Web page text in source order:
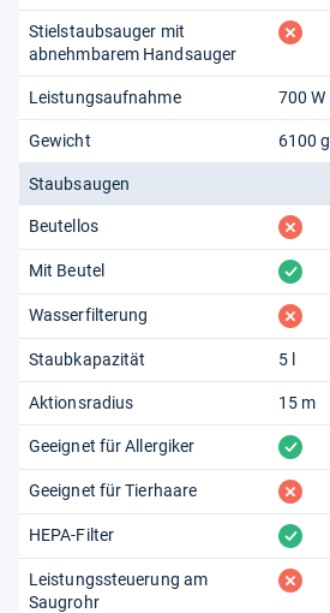
Stielstaubsauger mit
abnehmbarem Handsauger
fehlt
Leistungsaufnahme 700 W
Gewicht 6100 g
Staubsaugen
Beutellos fehlt
Mit Beutel vorhanden
Wasserfilterung fehlt
Staubkapazität 5 l
Aktionsradius 15 m
Geeignet für Allergiker vorhanden
Geeignet für Tierhaare fehlt
HEPA-Filter vorhanden
Leistungssteuerung am
Saugrohr
fehlt